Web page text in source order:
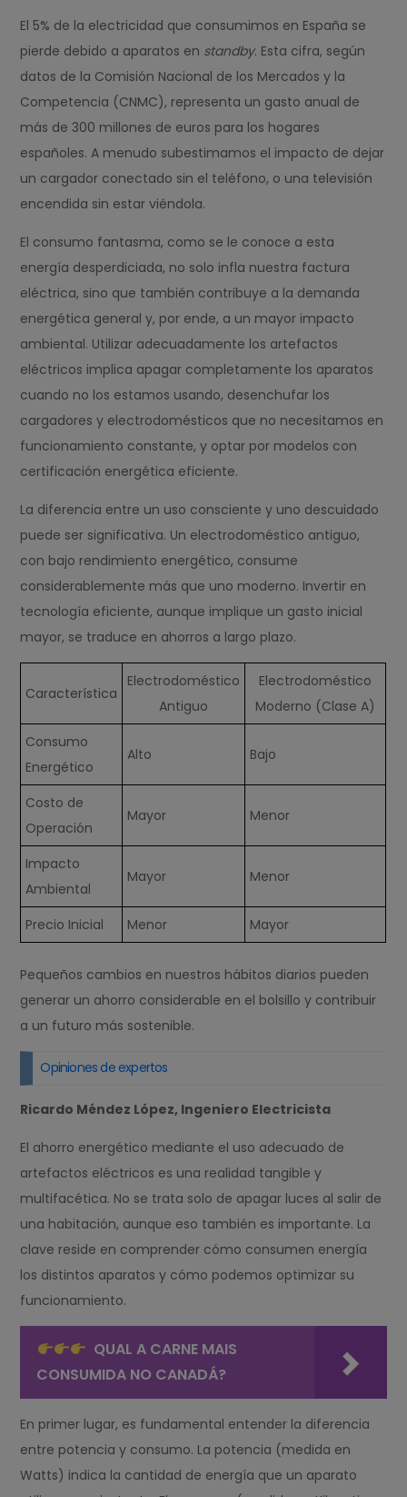
El 5% de la electricidad que consumimos en España se
pierde debido a aparatos en standby. Esta cifra, según
datos de la Comisión Nacional de los Mercados y la
Competencia (CNMC), representa un gasto anual de
más de 300 millones de euros para los hogares
españoles. A menudo subestimamos el impacto de dejar
un cargador conectado sin el teléfono, o una televisión
encendida sin estar viéndola.
El consumo fantasma, como se le conoce a esta
energía desperdiciada, no solo infla nuestra factura
eléctrica, sino que también contribuye a la demanda
energética general y, por ende, a un mayor impacto
ambiental. Utilizar adecuadamente los artefactos
eléctricos implica apagar completamente los aparatos
cuando no los estamos usando, desenchufar los
cargadores y electrodomésticos que no necesitamos en
funcionamiento constante, y optar por modelos con
certificación energética eficiente.
La diferencia entre un uso consciente y uno descuidado
puede ser significativa. Un electrodoméstico antiguo,
con bajo rendimiento energético, consume
considerablemente más que uno moderno. Invertir en
tecnología eficiente, aunque implique un gasto inicial
mayor, se traduce en ahorros a largo plazo.
Característica
Electrodoméstico
Antiguo
Electrodoméstico
Moderno (Clase A)
Consumo
Energético
Alto Bajo
Costo de
Operación
Mayor Menor
Impacto
Ambiental
Mayor Menor
Precio Inicial Menor Mayor
Pequeños cambios en nuestros hábitos diarios pueden
generar un ahorro considerable en el bolsillo y contribuir
a un futuro más sostenible.
Opiniones de expertos
Ricardo Méndez López, Ingeniero Electricista
El ahorro energético mediante el uso adecuado de
artefactos eléctricos es una realidad tangible y
multifacética. No se trata solo de apagar luces al salir de
una habitación, aunque eso también es importante. La
clave reside en comprender cómo consumen energía
los distintos aparatos y cómo podemos optimizar su
funcionamiento.
QUAL A CARNE MAIS
CONSUMIDA NO CANADÁ?
En primer lugar, es fundamental entender la diferencia
entre potencia y consumo. La potencia (medida en
Watts) indica la cantidad de energía que un aparato